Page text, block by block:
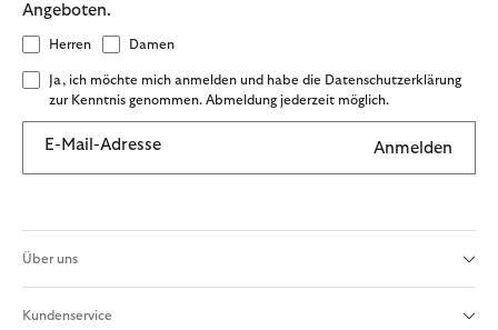
Angeboten.
Herren Damen
Ja, ich möchte mich anmelden und habe die Datenschutzerklärung
zur Kenntnis genommen. Abmeldung jederzeit möglich.
E-Mail-Adresse Anmelden
Über uns
Kundenservice